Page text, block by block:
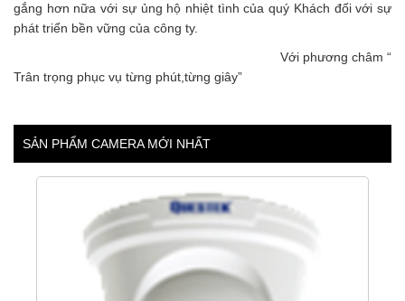
gắng hơn nữa với sự ủng hộ nhiệt tình của quý Khách đối với sự
phát triển bền vững của công ty.
Với phương châm “
Trân trọng phục vụ từng phút,từng giây”
SẢN PHẨM CAMERA MỚI NHẤT